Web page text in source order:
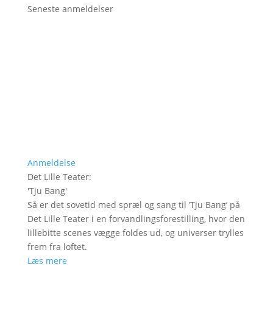
Seneste anmeldelser
Anmeldelse
Det Lille Teater:
'Tju Bang'
Så er det sovetid med spræl og sang til ’Tju Bang’ på
Det Lille Teater i en forvandlingsforestilling, hvor den
lillebitte scenes vægge foldes ud, og universer trylles
frem fra loftet.
Læs mere